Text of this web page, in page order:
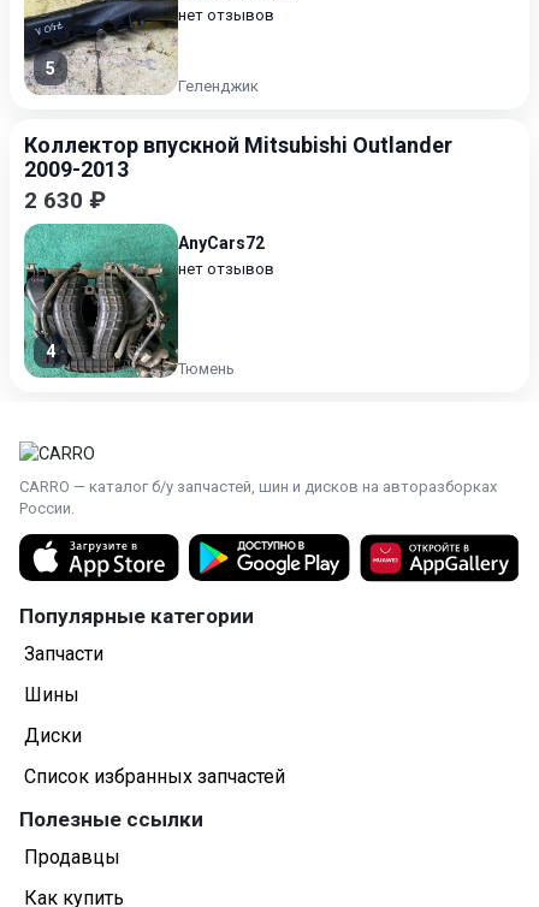
5
нет отзывов
Геленджик
Коллектор впускной Mitsubishi Outlander
2009-2013
2 630 ₽
4
AnyCars72
нет отзывов
Тюмень
CARRO — каталог б/у запчастей, шин и дисков на авторазборках
России.
Популярные категории
Запчасти
Шины
Диски
Список избранных запчастей
Полезные ссылки
Продавцы
Как купить